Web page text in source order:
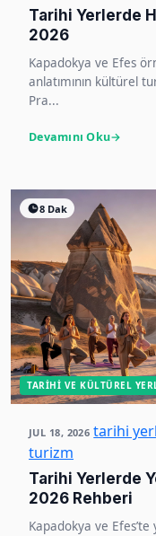
Tarihi Yerlerde
2026
Kapadokya ve Efes
anlatımının kültürel
Pra...
Devamını Oku
8 Dak
TARIHI VE KÜLTÜREL
JUL 18, 2026 tarihi
turizm
Tarihi Yerlerde
2026 Rehberi
Kapadokya ve